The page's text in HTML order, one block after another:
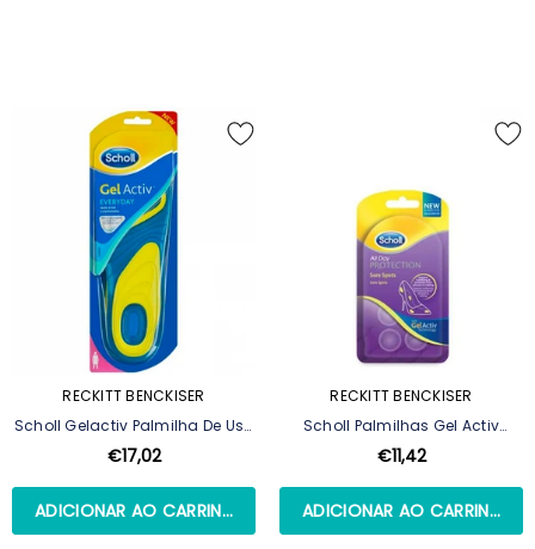
RECKITT BENCKISER
Scholl Gelactiv Palmilha De Uso
Diário Para Mulher - Tamanho
€17,02
ADICIONAR AO CARRINHO
RECKITT BENCKISER
Scholl Palmilhas Gel Activ
Pontos Sensíveis
€11,42
ADICIONAR AO CARRINHO